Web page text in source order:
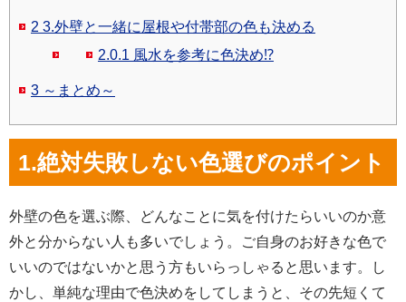
2 3.外壁と一緒に屋根や付帯部の色も決める
2.0.1 風水を参考に色決め⁉
3 ～まとめ～
1.絶対失敗しない色選びのポイント
外壁の色を選ぶ際、どんなことに気を付けたらいいのか意
外と分からない人も多いでしょう。ご自身のお好きな色で
いいのではないかと思う方もいらっしゃると思います。し
かし、単純な理由で色決めをしてしまうと、その先短くて